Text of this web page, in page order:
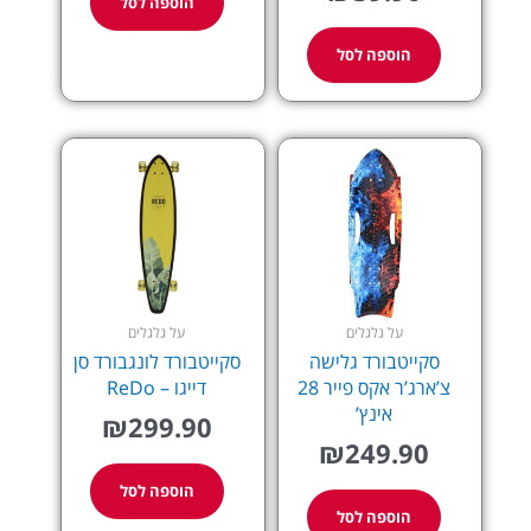
הוספה לסל
על גלגלים
סקייטבורד גלישה
צ’ארג’ר אקס פייר 28
אינץ’
₪249.90
הוספה לסל
על גלגלים
סקייטבורד לונגבורד סן
דייגו – ReDo
₪299.90
הוספה לסל